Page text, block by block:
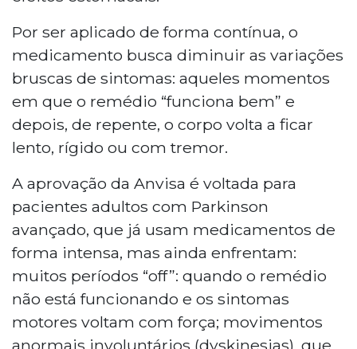
Por ser aplicado de forma contínua, o
medicamento busca diminuir as variações
bruscas de sintomas: aqueles momentos
em que o remédio “funciona bem” e
depois, de repente, o corpo volta a ficar
lento, rígido ou com tremor.
A aprovação da Anvisa é voltada para
pacientes adultos com Parkinson
avançado, que já usam medicamentos de
forma intensa, mas ainda enfrentam:
muitos períodos “off”: quando o remédio
não está funcionando e os sintomas
motores voltam com força; movimentos
anormais involuntários (dyskinesias), que